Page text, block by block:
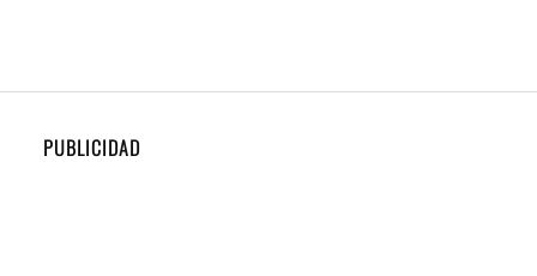
PUBLICIDAD